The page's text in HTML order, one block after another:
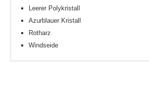
Leerer Polykristall
Azurblauer Kristall
Rotharz
Windseide